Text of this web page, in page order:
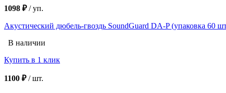
1098 ₽/уп.
Акустический дюбель-гвоздь SoundGuard DA-P (упаковка 60
В наличии
Купить в 1 клик
1100 ₽/шт.